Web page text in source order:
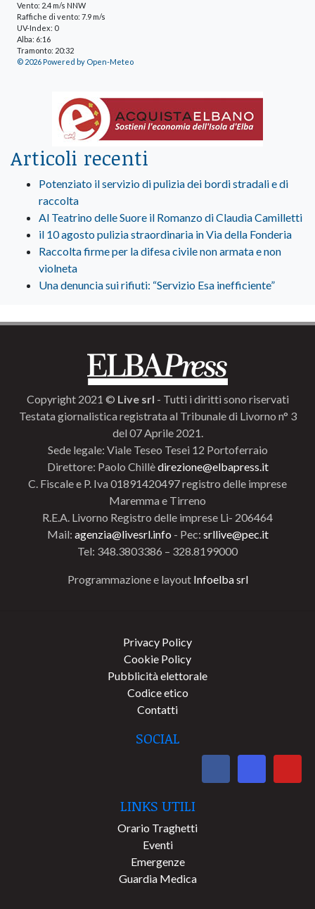
Vento: 2.4 m/s NNW
Raffiche di vento: 7.9 m/s
UV-Index: 0
Alba: 6:16
Tramonto: 20:32
© 2026 Powered by Open-Meteo
Articoli recenti
Potenziato il servizio di pulizia dei bordi stradali e di
raccolta
Al Teatrino delle Suore il Romanzo di Claudia Camilletti
il 10 agosto pulizia straordinaria in Via della Fonderia
Raccolta firme per la difesa civile non armata e non
violneta
Una denuncia sui rifiuti: “Servizio Esa inefficiente”
Copyright 2021 © Live srl - Tutti i diritti sono riservati
Testata giornalistica registrata al Tribunale di Livorno n° 3
del 07 Aprile 2021.
Sede legale: Viale Teseo Tesei 12 Portoferraio
Direttore: Paolo Chillèdirezione@elbapress.it
C. Fiscale e P. Iva 01891420497 registro delle imprese
Maremma e Tirreno
R.E.A. Livorno Registro delle imprese Li- 206464
Mail: agenzia@livesrl.info - Pec: srllive@pec.it
Tel: 348.3803386 – 328.8199000
Programmazione e layout Infoelba srl
Privacy Policy
Cookie Policy
Pubblicità elettorale
Codice etico
Contatti
SOCIAL
LINKS UTILI
Orario Traghetti
Eventi
Emergenze
Guardia Medica